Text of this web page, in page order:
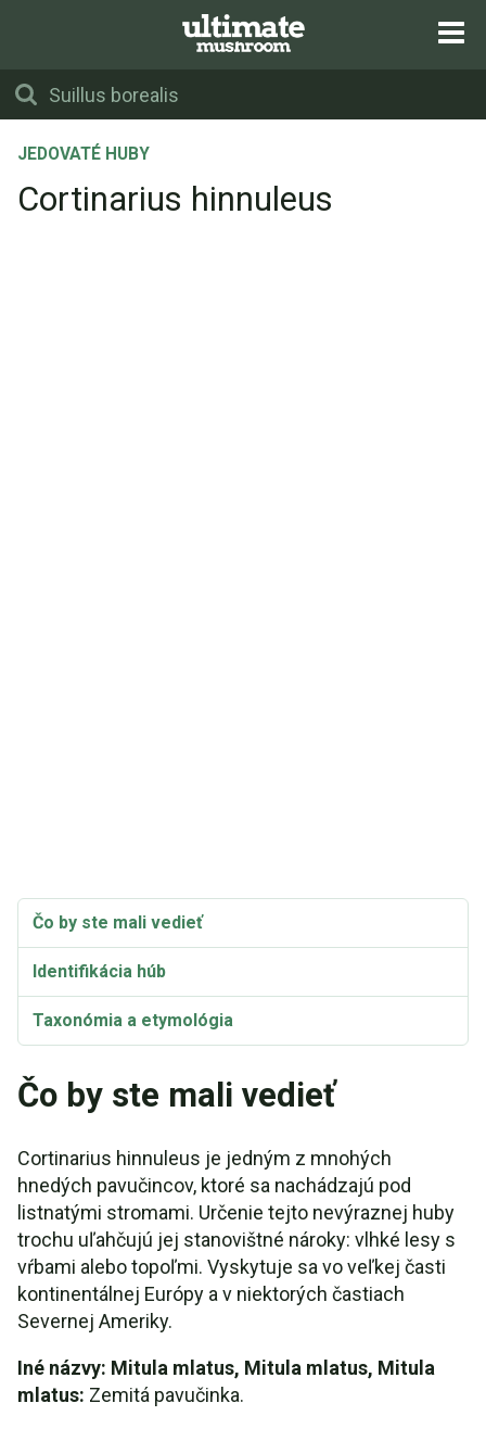
JEDOVATÉ HUBY
Cortinarius hinnuleus
Čo by ste mali vedieť
Identifikácia húb
Taxonómia a etymológia
Čo by ste mali vedieť
Cortinarius hinnuleus je jedným z mnohých
hnedých pavučincov, ktoré sa nachádzajú pod
listnatými stromami. Určenie tejto nevýraznej huby
trochu uľahčujú jej stanovištné nároky: vlhké lesy s
vŕbami alebo topoľmi. Vyskytuje sa vo veľkej časti
kontinentálnej Európy a v niektorých častiach
Severnej Ameriky.
Iné názvy: Mitula mlatus, Mitula mlatus, Mitula
mlatus: Zemitá pavučinka.